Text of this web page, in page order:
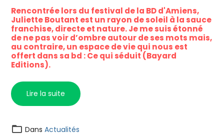
Rencontrée lors du festival de la BD d'Amiens,
Juliette Boutant est un rayon de soleil à la sauce
franchise, directe et nature. Je me suis étonné
de ne pas voir d’ombre autour de ses mots mais,
au contraire, un espace de vie qui nous est
offert dans sa bd : Ce qui séduit (Bayard
Editions).
Lire la suite
Dans Actualités